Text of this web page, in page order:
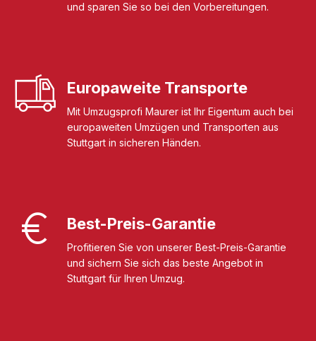
und sparen Sie so bei den Vorbereitungen.
Europaweite Transporte
Mit Umzugsprofi Maurer ist Ihr Eigentum auch bei
europaweiten Umzügen und Transporten aus
Stuttgart in sicheren Händen.
Best-Preis-Garantie
Profitieren Sie von unserer Best-Preis-Garantie
und sichern Sie sich das beste Angebot in
Stuttgart für Ihren Umzug.